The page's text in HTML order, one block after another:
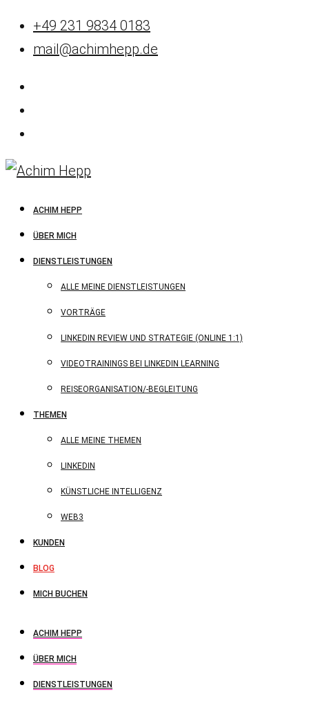
+49 231 9834 0183
mail@achimhepp.de
ACHIM HEPP
ÜBER MICH
DIENSTLEISTUNGEN
ALLE MEINE DIENSTLEISTUNGEN
VORTRÄGE
LINKEDIN REVIEW UND STRATEGIE (ONLINE 1:1)
VIDEOTRAININGS BEI LINKEDIN LEARNING
REISEORGANISATION/-BEGLEITUNG
THEMEN
ALLE MEINE THEMEN
LINKEDIN
KÜNSTLICHE INTELLIGENZ
WEB3
KUNDEN
BLOG
MICH BUCHEN
ACHIM HEPP
ÜBER MICH
DIENSTLEISTUNGEN